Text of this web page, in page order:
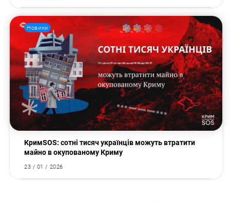
Новини
КримSOS: сотні тисяч українців можуть втратити
майно в окупованому Криму
23 / 01 / 2026